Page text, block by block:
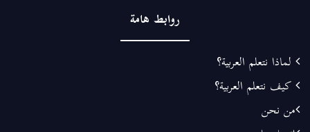
روابط هامة
لماذا نتعلم العربية؟
كيف نتعلم العربية؟
من نحن